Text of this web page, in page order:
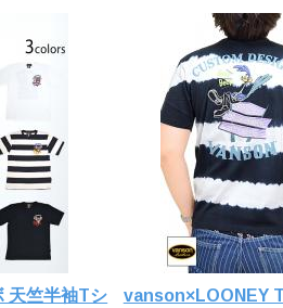
天竺半袖Tシ
vanson×LOONEY